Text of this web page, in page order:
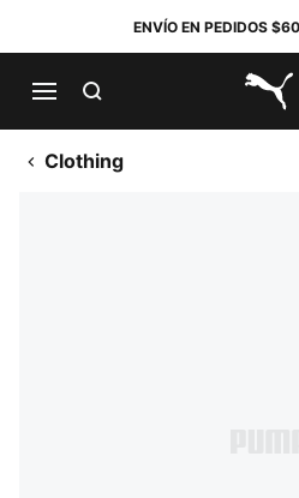
ENVÍO EN PEDIDOS $60
Clothing